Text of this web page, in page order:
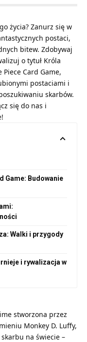
życia? Zanurz się w
postaci,
bitew. Zdobywaj
o tytuł Króla
Card Game,
postaciami i
skarbów.
się do nas i
Game: Budowanie
Walki i przygody
i rywalizacja w
stworzona przez
Monkey D. Luffy,
na świecie –